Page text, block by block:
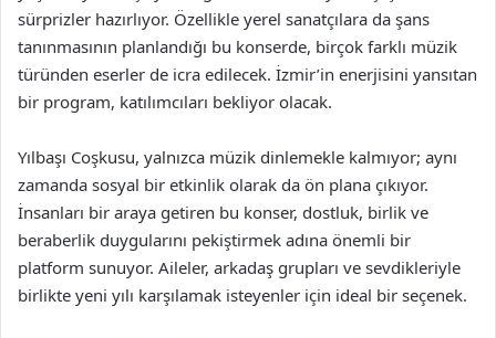
sürprizler hazırlıyor. Özellikle yerel sanatçılara da şans
tanınmasının planlandığı bu konserde, birçok farklı müzik
türünden eserler de icra edilecek. İzmir’in enerjisini yansıtan
bir program, katılımcıları bekliyor olacak.
Yılbaşı Coşkusu, yalnızca müzik dinlemekle kalmıyor; aynı
zamanda sosyal bir etkinlik olarak da ön plana çıkıyor.
İnsanları bir araya getiren bu konser, dostluk, birlik ve
beraberlik duygularını pekiştirmek adına önemli bir
platform sunuyor. Aileler, arkadaş grupları ve sevdikleriyle
birlikte yeni yılı karşılamak isteyenler için ideal bir seçenek.